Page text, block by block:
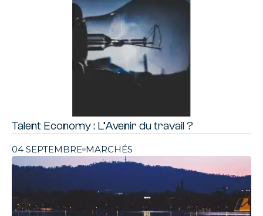
Talent Economy : L’Avenir du travail ?
04 SEPTEMBRE MARCHÉS